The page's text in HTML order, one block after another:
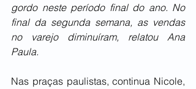
gordo neste período final do ano. No
final da segunda semana, as vendas
no varejo diminuíram, relatou Ana
Paula.
Nas praças paulistas, continua Nicole,